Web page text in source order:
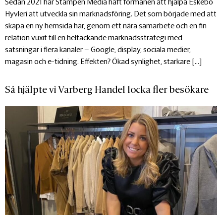
Hyvleri att utveckla sin marknadsföring. Det som började med att
skapa en ny hemsida har, genom ett nära samarbete och en fin
relation vuxit till en heltäckande marknadsstrategi med
satsningar i flera kanaler – Google, display, sociala medier,
magasin och e-tidning. Effekten? Ökad synlighet, starkare […]
Så hjälpte vi Varberg Handel locka fler besökare